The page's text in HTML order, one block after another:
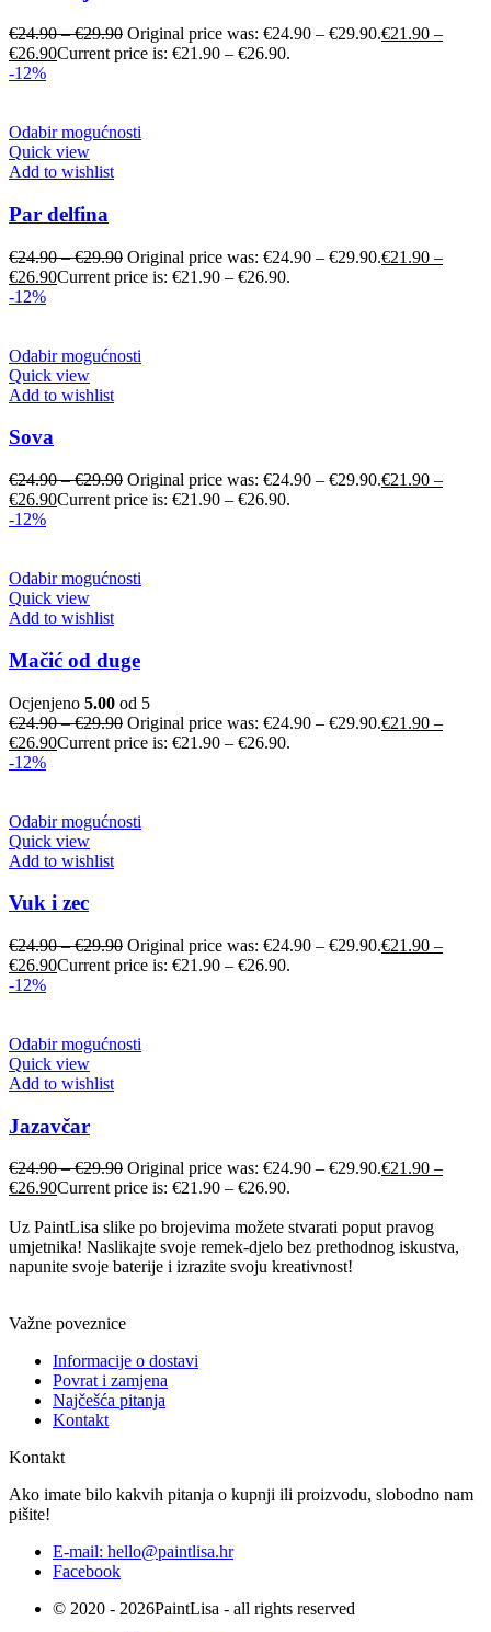
€24.90–€29.90 Original price was: €24.90 – €29.90.€21.90 –
€26.90Current price is: €21.90 – €26.90.
-12%
Odabir mogućnosti
Quick view
Add to wishlist
Par delfina
€24.90–€29.90 Original price was: €24.90 – €29.90.€21.90 –
€26.90Current price is: €21.90 – €26.90.
-12%
Odabir mogućnosti
Quick view
Add to wishlist
Sova
€24.90–€29.90 Original price was: €24.90 – €29.90.€21.90 –
€26.90Current price is: €21.90 – €26.90.
-12%
Odabir mogućnosti
Quick view
Add to wishlist
Mačić od duge
Ocjenjeno 5.00 od 5
€24.90–€29.90 Original price was: €24.90 – €29.90.€21.90 –
€26.90Current price is: €21.90 – €26.90.
-12%
Odabir mogućnosti
Quick view
Add to wishlist
Vuk i zec
€24.90–€29.90 Original price was: €24.90 – €29.90.€21.90 –
€26.90Current price is: €21.90 – €26.90.
-12%
Odabir mogućnosti
Quick view
Add to wishlist
Jazavčar
€24.90–€29.90 Original price was: €24.90 – €29.90.€21.90 –
€26.90Current price is: €21.90 – €26.90.
Uz PaintLisa slike po brojevima možete stvarati poput pravog
umjetnika! Naslikajte svoje remek-djelo bez prethodnog iskustva,
napunite svoje baterije i izrazite svoju kreativnost!
Važne poveznice
Informacije o dostavi
Povrat i zamjena
Najčešća pitanja
Kontakt
Kontakt
Ako imate bilo kakvih pitanja o kupnji ili proizvodu, slobodno nam
pišite!
E-mail: hello@paintlisa.hr
Facebook
© 2020 - 2026PaintLisa - all rights reserved